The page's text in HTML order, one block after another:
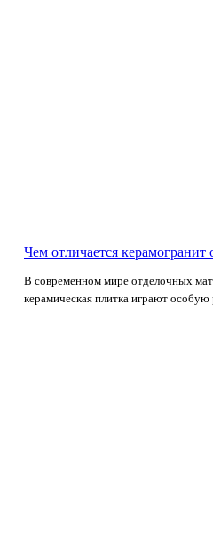
Чем отличается керамогранит
В современном мире отделочных
керамическая плитка играют особую